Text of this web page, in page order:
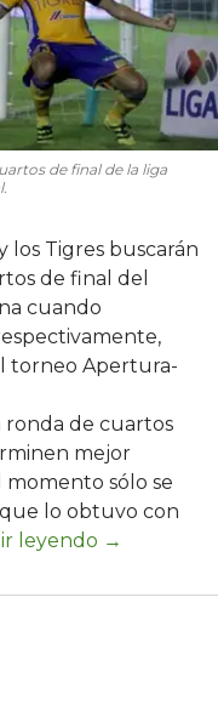
de final de la liga
los Tigres buscarán
de final del
cuando
torneo Apertura-
ronda de cuartos
mejor
momento sólo se
lo obtuvo con